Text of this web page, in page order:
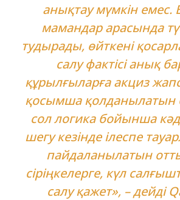
анықтау мүмкін емес.
мамандар арасында
тудырады, өйткені
салу фактісі анық
құрылғыларға акциз
қосымша қолданылатын
сол логика бойынша
шегу кезінде ілеспе
пайдаланылатын
сіріңкелерге, күл
салу қажет», – дейді